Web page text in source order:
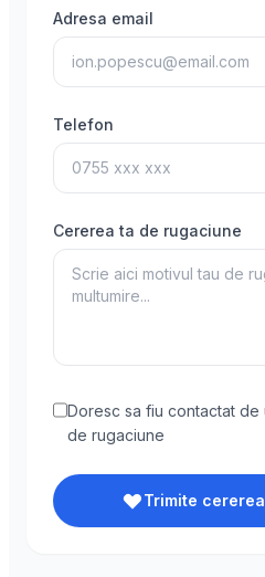
Adresa email
Telefon
Cererea ta de rugaciune
Doresc sa fiu contactat de
de rugaciune
Trimite